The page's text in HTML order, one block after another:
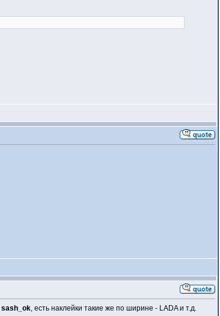
sash_ok, есть наклейки такие же по ширине - LADA и т.д.